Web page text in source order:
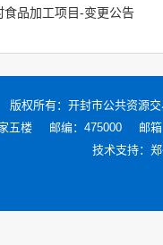
品加工项目-变更公告
版权所有： 开封市公共资源
五楼
邮编：475000
邮
技术支持：